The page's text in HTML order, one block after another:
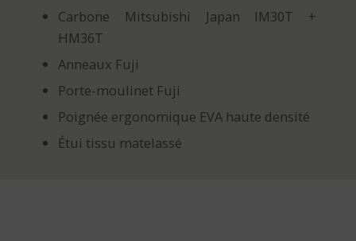
Carbone Mitsubishi Japan IM30T +
HM36T
Anneaux Fuji
Porte-moulinet Fuji
Poignée ergonomique EVA haute densité
Étui tissu matelassé